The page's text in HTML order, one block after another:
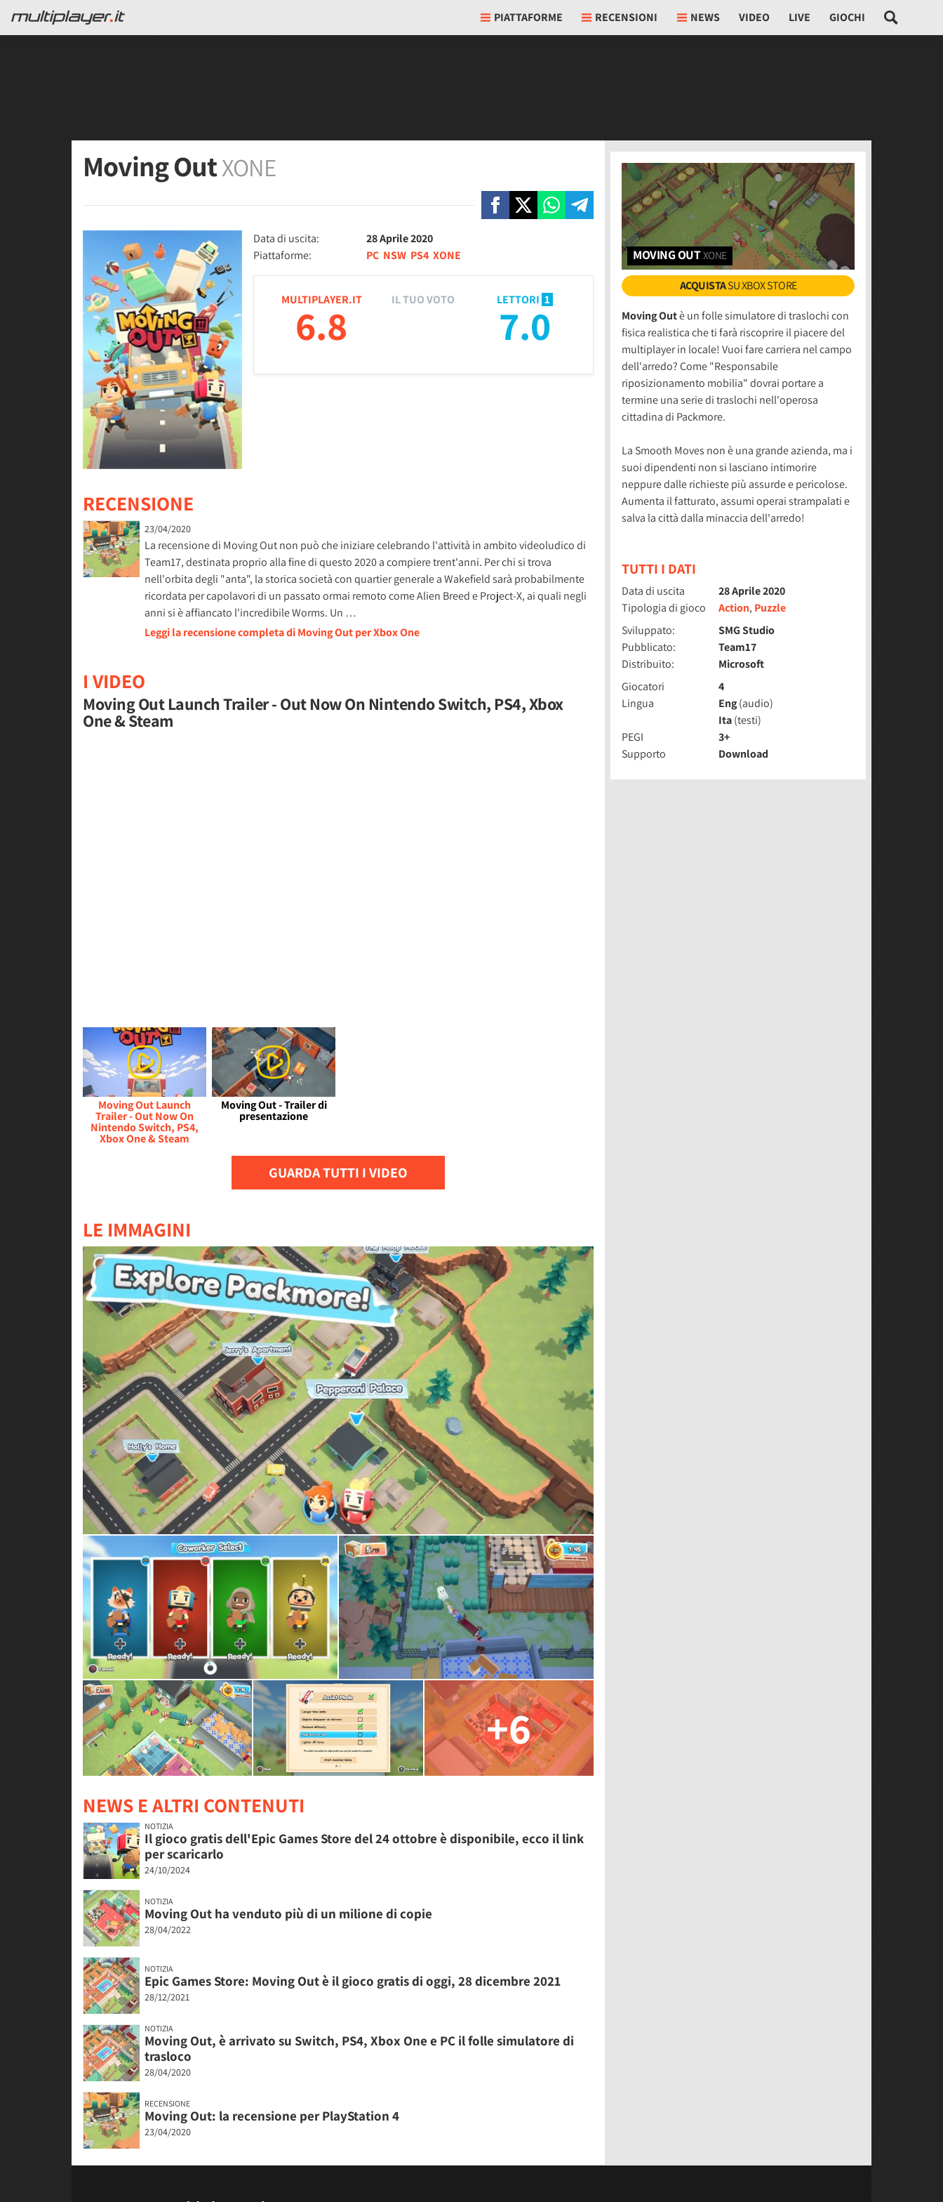
PIATTAFORME RECENSIONI NEWS VIDEO LIVE GIOCHI
Moving OutXONE
Data di uscita:
28 Aprile 2020
Piattaforme:
PC NSW PS4 XONE
MULTIPLAYER.IT
6.8
LETTORI 1
7.0
IL TUO VOTO
RECENSIONE
23/04/2020
La recensione di Moving Out non può che iniziare celebrando l'attività in ambito videoludico di
Team17, destinata proprio alla fine di questo 2020 a compiere trent'anni. Per chi si trova
nell'orbita degli "anta", la storica società con quartier generale a Wakefield sarà probabilmente
ricordata per capolavori di un passato ormai remoto come Alien Breed e Project-X, ai quali negli
anni si è affiancato l'incredibile Worms. Un …
Leggi la recensione completa di Moving Out per Xbox One
I VIDEO
Moving Out Launch Trailer - Out Now On Nintendo Switch, PS4, Xbox
One & Steam
Moving Out Launch
Trailer - Out Now On
Nintendo Switch, PS4,
Xbox One & Steam
Moving Out - Trailer di
presentazione
GUARDA TUTTI I VIDEO
LE IMMAGINI
+6
NEWS E ALTRI CONTENUTI
NOTIZIA
Il gioco gratis dell'Epic Games Store del 24 ottobre è disponibile, ecco il link
per scaricarlo
24/10/2024
NOTIZIA
Moving Out ha venduto più di un milione di copie
28/04/2022
NOTIZIA
Epic Games Store: Moving Out è il gioco gratis di oggi, 28 dicembre 2021
28/12/2021
NOTIZIA
Moving Out, è arrivato su Switch, PS4, Xbox One e PC il folle simulatore di
trasloco
28/04/2020
RECENSIONE
Moving Out: la recensione per PlayStation 4
23/04/2020
MOVING OUTXONE
ACQUISTASU XBOX STORE
Moving Outè un folle simulatore di traslochi con
fisica realistica che ti farà riscoprire il piacere del
multiplayer in locale! Vuoi fare carriera nel campo
dell'arredo? Come "Responsabile
riposizionamento mobilia" dovrai portare a
termine una serie di traslochi nell'operosa
cittadina di Packmore.
La Smooth Moves non è una grande azienda, ma i
suoi dipendenti non si lasciano intimorire
neppure dalle richieste più assurde e pericolose.
Aumenta il fatturato, assumi operai strampalati e
salva la città dalla minaccia dell'arredo!
TUTTI I DATI
Data di uscita
28 Aprile 2020
Tipologia di gioco
Action, Puzzle
Sviluppato:
SMG Studio
Pubblicato:
Team17
Distribuito:
Microsoft
Giocatori
4
Lingua
Eng(audio)
Ita(testi)
PEGI
3+
Supporto
Download